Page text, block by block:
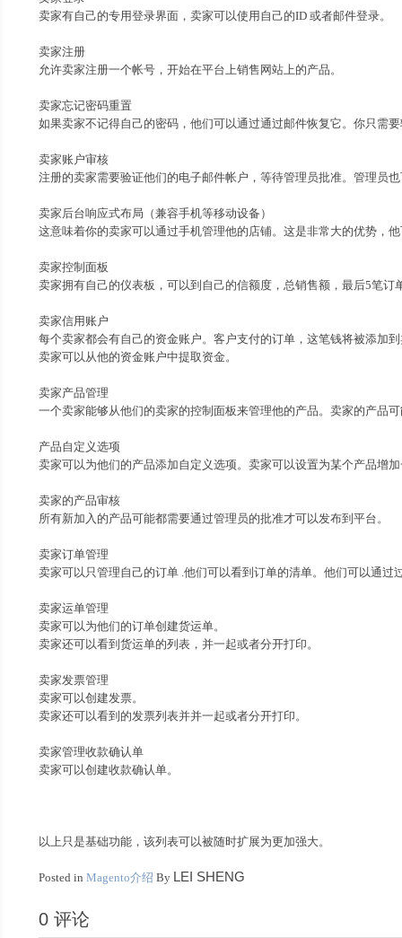
卖家有自己的专用登录界面，卖家可以使用自己的ID 或者邮件登录。
卖家注册
允许卖家注册一个帐号，开始在平台上销售网站上的产品。
卖家忘记密码重置
如果卖家不记得自己的密码，他们可以通过通过邮件恢复它。你只需
卖家账户审核
注册的卖家需要验证他们的电子邮件帐户，等待管理员批准。管理员
卖家后台响应式布局（兼容手机等移动设备）
这意味着你的卖家可以通过手机管理他的店铺。这是非常大的优势，
卖家控制面板
卖家拥有自己的仪表板，可以到自己的信额度，总销售额，最后5笔订
卖家信用账户
每个卖家都会有自己的资金账户。客户支付的订单，这笔钱将被添加
卖家可以从他的资金账户中提取资金。
卖家产品管理
一个卖家能够从他们的卖家的控制面板来管理他的产品。卖家的产品
产品自定义选项
卖家可以为他们的产品添加自定义选项。卖家可以设置为某个产品增
卖家的产品审核
所有新加入的产品可能都需要通过管理员的批准才可以发布到平台。
卖家订单管理
卖家可以只管理自己的订单 .他们可以看到订单的清单。他们可以通过
卖家运单管理
卖家可以为他们的订单创建货运单。
卖家还可以看到货运单的列表，并一起或者分开打印。
卖家发票管理
卖家可以创建发票。
卖家还可以看到的发票列表并并一起或者分开打印。
卖家管理收款确认单
卖家可以创建收款确认单。
以上只是基础功能，该列表可以被随时扩展为更加强大。
Posted inMagento介绍 By LEI SHENG
0 评论